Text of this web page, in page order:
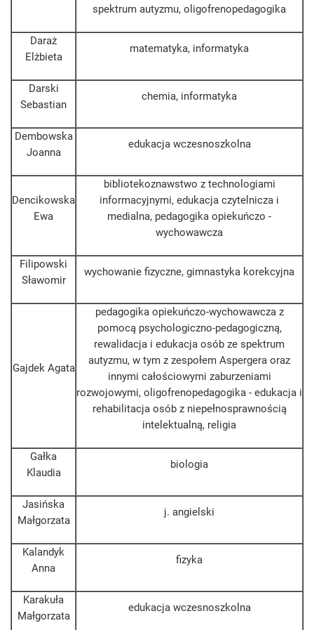
spektrum autyzmu, oligofrenopedagogika
Daraż
Elżbieta
matematyka, informatyka
Darski
Sebastian
chemia, informatyka
Dembowska
Joanna
edukacja wczesnoszkolna
Dencikowska
Ewa
bibliotekoznawstwo z technologiami
informacyjnymi, edukacja czytelnicza i
medialna, pedagogika opiekuńczo -
wychowawcza
Filipowski
Sławomir
wychowanie fizyczne, gimnastyka korekcyjna
Gajdek Agata
pedagogika opiekuńczo-wychowawcza z
pomocą psychologiczno-pedagogiczną,
rewalidacja i edukacja osób ze spektrum
autyzmu, w tym z zespołem Aspergera oraz
innymi całościowymi zaburzeniami
rozwojowymi, oligofrenopedagogika - edukacja i
rehabilitacja osób z niepełnosprawnością
intelektualną, religia
Gałka
Klaudia
biologia
Jasińska
Małgorzata
j. angielski
Kalandyk
Anna
fizyka
Karakuła
Małgorzata
edukacja wczesnoszkolna